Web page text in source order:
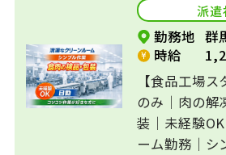
派遣
勤務地 群
時給
【食品工場
のみ｜肉の解
装｜未経験
ーム勤務｜シ